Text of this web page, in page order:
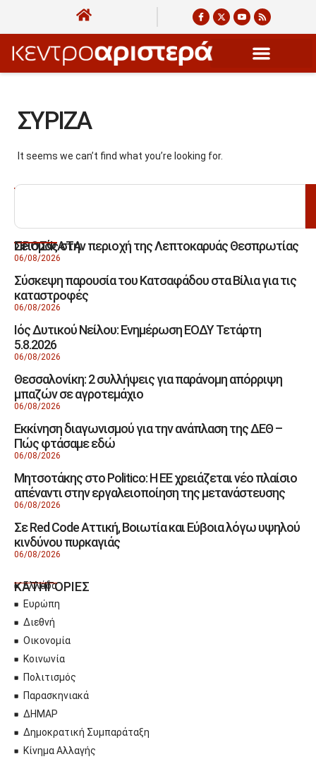
ΣΥΡΙΖΑ
It seems we can’t find what you’re looking for.
ΑΝΑΖΗΤΗΣΗ
ΠΡΟΣΦΑΤΑ
Σεισμός στην περιοχή της Λεπτοκαρυάς Θεσπρωτίας
06/08/2026
Σύσκεψη παρουσία του Κατσαφάδου στα Βίλια για τις
καταστροφές
06/08/2026
Ιός Δυτικού Νείλου: Ενημέρωση ΕΟΔΥ Τετάρτη
5.8.2026
06/08/2026
Θεσσαλονίκη: 2 συλλήψεις για παράνομη απόρριψη
μπαζών σε αγροτεμάχιο
06/08/2026
Εκκίνηση διαγωνισμού για την ανάπλαση της ΔΕΘ –
Πώς φτάσαμε εδώ
06/08/2026
Μητσοτάκης στο Politico: Η ΕΕ χρειάζεται νέο πλαίσιο
απέναντι στην εργαλειοποίηση της μετανάστευσης
06/08/2026
Σε Red Code Αττική, Βοιωτία και Εύβοια λόγω υψηλού
κινδύνου πυρκαγιάς
06/08/2026
ΚΑΤΗΓΟΡΙΕΣ
Ελλάδα
Ευρώπη
Διεθνή
Οικονομία
Κοινωνία
Πολιτισμός
Παρασκηνιακά
ΔΗΜΑΡ
Δημοκρατική Συμπαράταξη
Κίνημα Αλλαγής